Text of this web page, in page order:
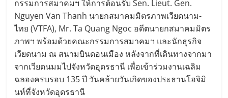
กรรมการสมาคมฯ ให้การต้อนรับ Sen. Lieut. Gen.
Nguyen Van Thanh นายกสมาคมมิตรภาพเวียดนาม-
ไทย (VTFA), Mr. Ta Quang Ngoc อดีตนายกสมาคมมิตร
ภาพฯ พร้อมด้วยคณะกรรมการสมาคมฯ และนักธุรกิจ
เวียดนาม ณ สนามบินดอนเมือง หลังจากที่เดินทางจากมา
จากเวียดนมมไปจังหวัดอุดรธานี เพื่อเข้าร่วมงานเฉลิม
ฉลองครบรอบ 135 ปี วันคล้ายวันเกิดของประธานโฮจิมิ
นห์ที่จังหวัดอุดรธานี